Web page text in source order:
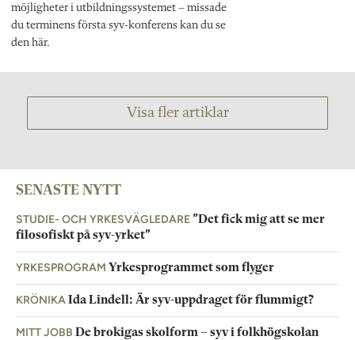
möjligheter i utbildningssystemet – missade
du terminens första syv-konferens kan du se
den här.
Visa fler artiklar
SENASTE NYTT
STUDIE- OCH YRKESVÄGLEDARE”Det fick mig att se mer
filosofiskt på syv-yrket”
YRKESPROGRAM Yrkesprogrammet som flyger
KRÖNIKA Ida Lindell: Är syv-uppdraget för flummigt?
MITT JOBB De brokigas skolform – syv i folkhögskolan